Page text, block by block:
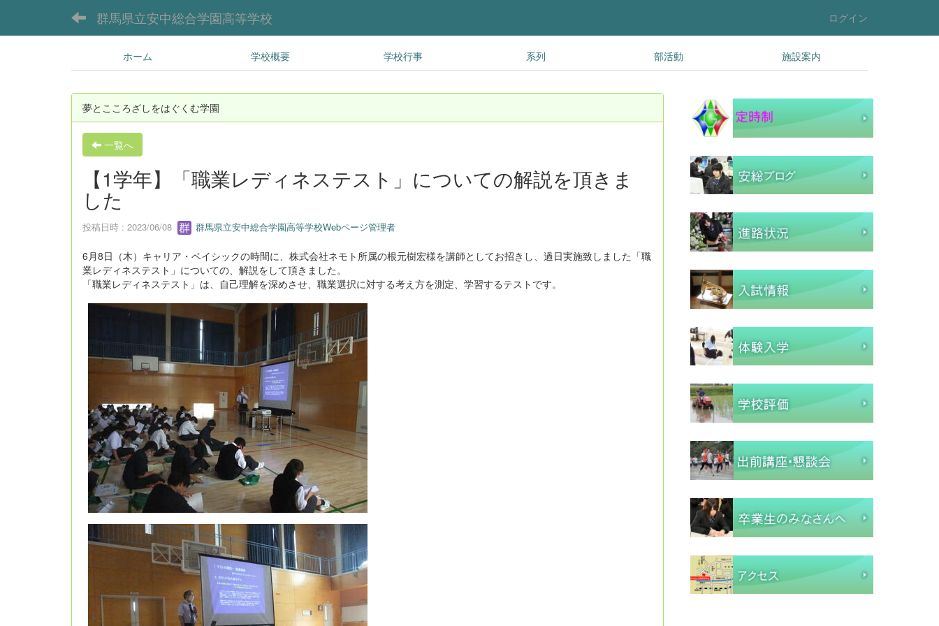
群馬県立安中総合学園高等学校 ログイン
ホーム 学校概要 学校行事 系列 部活動 施設案内
夢とこころざしをはぐくむ学園
一覧へ
【1学年】「職業レディネステスト」についての解説を頂きま
した
投稿日時 : 2023/06/08 群馬県立安中総合学園高等学校Webページ管理者
6月8日（木）キャリア・ベイシックの時間に、株式会社ネモト所属の根元樹宏様を講師としてお招きし、過日実施致しました「職
業レディネステスト」についての、解説をして頂きました。
「職業レディネステスト」は、自己理解を深めさせ、職業選択に対する考え方を測定、学習するテストです。